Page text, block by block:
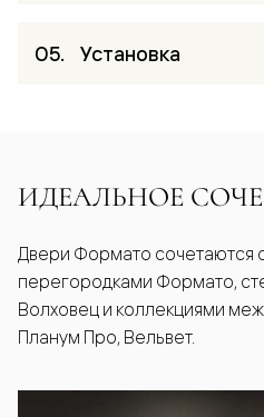
Установка
ИДЕАЛЬНОЕ
Двери Формато сочетаются
перегородками Формато,
Волховец и коллекциями
Планум Про, Вельвет.